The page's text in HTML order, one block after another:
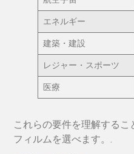
エネルギー
建築・建設
レジャー・スポーツ
医療
これらの要件を理解する
フィルムを選べます。.